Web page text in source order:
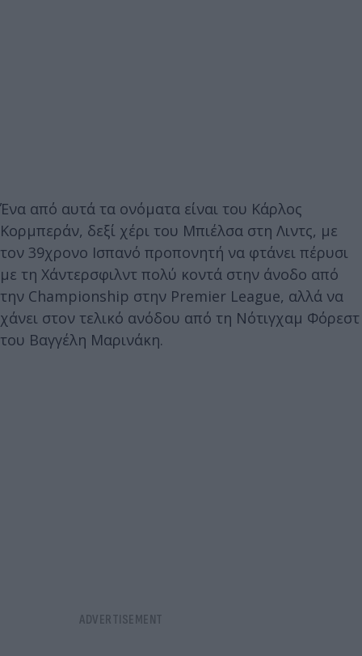
Ένα από αυτά τα ονόματα είναι του Κάρλος
Κορμπεράν, δεξί χέρι του Μπιέλσα στη Λιντς, με
τον 39χρονο Ισπανό προπονητή να φτάνει πέρυσι
με τη Χάντερσφιλντ πολύ κοντά στην άνοδο από
την Championship στην Premier League, αλλά να
χάνει στον τελικό ανόδου από τη Νότιγχαμ Φόρεστ
του Βαγγέλη Μαρινάκη.